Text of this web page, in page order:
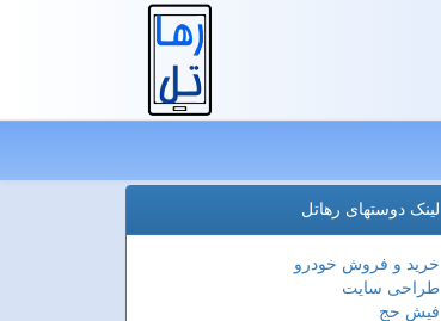
لینک دوستهای رهاتل
خرید و فروش خودرو
طراحی سایت
فیش حج